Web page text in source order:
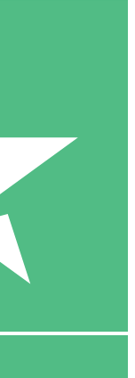
maandelijkse